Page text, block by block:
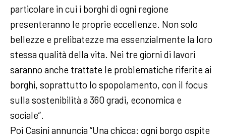
particolare in cui i borghi di ogni regione
presenteranno le proprie eccellenze. Non solo
bellezze e prelibatezze ma essenzialmente la loro
stessa qualità della vita. Nei tre giorni di lavori
saranno anche trattate le problematiche riferite ai
borghi, soprattutto lo spopolamento, con il focus
sulla sostenibilità a 360 gradi, economica e
sociale”.
Poi Casini annuncia “Una chicca: ogni borgo ospite